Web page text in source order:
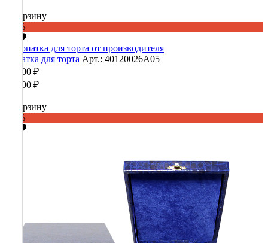
В корзину
-60%
Лопатка для торта Арт.: 40120026А05
22 800 ₽
57 000 ₽
В корзину
-60%